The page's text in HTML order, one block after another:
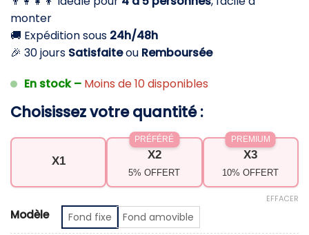
monter
🚚 Expédition sous 24h/48h
🎉 30 jours Satisfaiteou Remboursée
En stock – Moins de 10 disponibles
Choisissez votre quantité :
X1 X2
5% OFFERT
PRÉFÉRÉ
X3
10% OFFERT
PREMIUM
Modèle Fond fixe Fond amovible
EFFACER